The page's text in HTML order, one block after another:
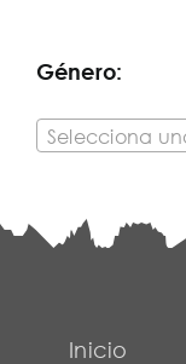
Género:
Selecciona
Inicio